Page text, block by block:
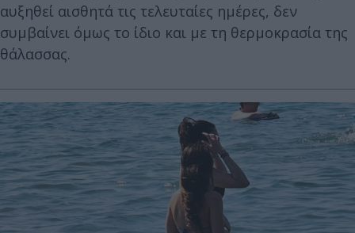
αυξηθεί αισθητά τις τελευταίες ημέρες, δεν
συμβαίνει όμως το ίδιο και με τη θερμοκρασία της
θάλασσας.